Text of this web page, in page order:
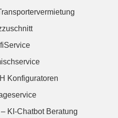
Konfiguratoren
KI-Chatbot Beratung